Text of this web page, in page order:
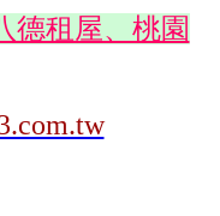
德租屋、桃園